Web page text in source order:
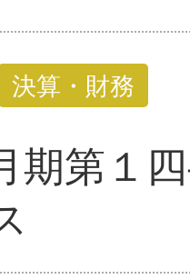
決算・財務
期第１